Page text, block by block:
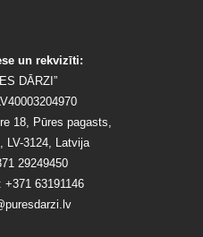
un rekvizīti:
DĀRZI”
18, Pūres pagasts,
LV-3124, Latvija
29249450
63191146